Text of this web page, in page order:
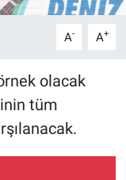
A- A+
olacak
tüm